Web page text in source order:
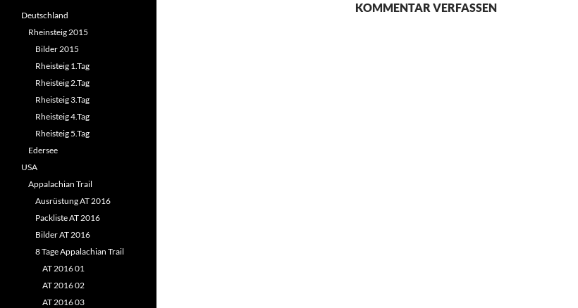
KOMMENTAR VERFASSEN
Deutschland
Rheinsteig 2015
Bilder 2015
Rheisteig 1.Tag
Rheisteig 2.Tag
Rheisteig 3.Tag
Rheisteig 4.Tag
Rheisteig 5.Tag
Edersee
USA
Appalachian Trail
Ausrüstung AT 2016
Packliste AT 2016
Bilder AT 2016
8 Tage Appalachian Trail
AT 2016 01
AT 2016 02
AT 2016 03